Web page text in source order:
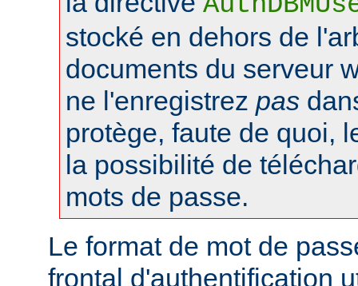
stocké en dehors de
documents du serveur
ne l'enregistrez pas
protège, faute de quoi,
la possibilité de
mots de passe.
Le format de mot de
frontal d'authentification